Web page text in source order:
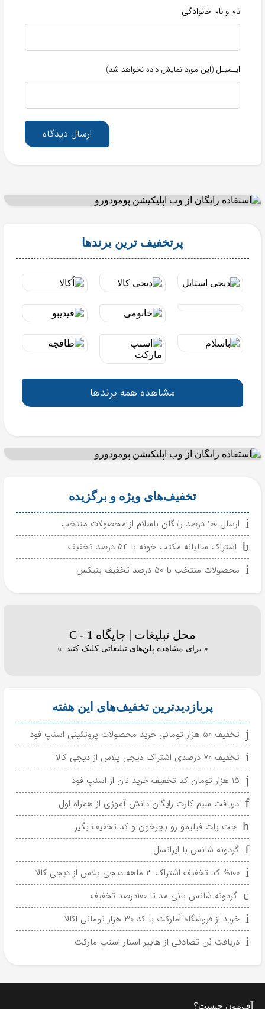
نام و نام خانوادگی
ایـمیـل (این مورد نمایش داده نخواهد شد)
ارسال دیدگاه
پرتخفیف ترین برندها
مشاهده همه برندها
تخفیف‌های ویژه و برگزیده
ارسال 100 درصد رایگان باسلام از محصولات منتخب
اشتراک سالیانه مکتب خونه با 54 درصد تخفیف
محصولات منتخب با 50 درصد تخفیف بنیکس
محل تبلیغات | جایگاه C - 1
« برای مشاهده پلن‌های تبلیغاتی کلیک کنید. »
پربازدیدترین تخفیف‌های این هفته
تخفیف 50 هزار تومانی خرید محصولات پروتئینی اسنپ فود
تخفیف 70 درصدی اشتراک دیجی پلاس از دیجی کالا
15 هزار تومان کد تخفیف خرید نان از اسنپ فود
دریافت سیم کارت رایگان دانش آموزی از همراه اول
جت پات فیلیمو رو بچرخون و کد تخفیف بگیر
گردونه شانس با ایرانسل
%100 کد تخفیف اشتراک 3 ماهه دیجی پلاس از دیجی کالا
گردونه شانس بانی مد تا 100درصد تخفیف
خرید از فروشگاه اُمارکت با کد 30 هزار تومانی اکالا
دریافت بُن تصادفی از هایپر استار اسنپ مارکت
آفِ‌مون چیست؟